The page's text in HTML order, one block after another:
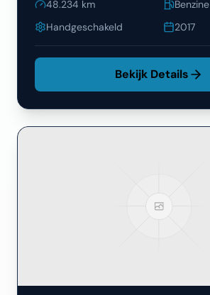
48.234 km
Benzine
Handgeschakeld
2017
Bekijk Details